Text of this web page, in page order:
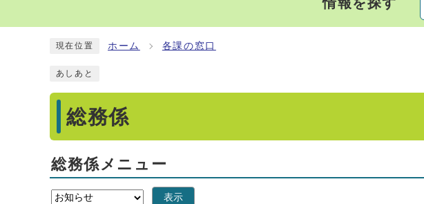
現在位置 ホーム 各課の窓口
あしあと
総務係
総務係メニュー
表示